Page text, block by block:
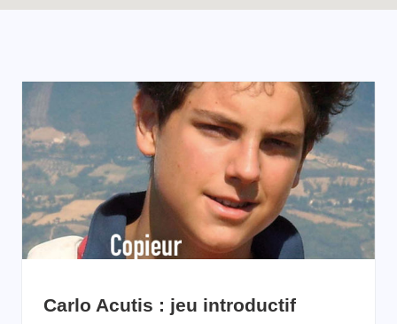
Carlo Acutis : jeu introductif